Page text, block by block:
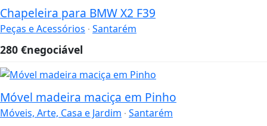
Chapeleira para BMW X2 F39
Peças e Acessórios Santarém
280 €negociável
Móvel madeira maciça em Pinho
Móveis, Arte, Casa e Jardim Santarém